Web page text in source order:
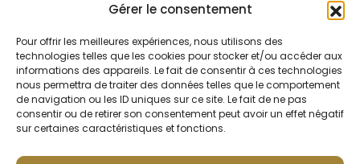
Gérer le consentement
Pour offrir les meilleures expériences, nous utilisons des
technologies telles que les cookies pour stocker et/ou accéder aux
informations des appareils. Le fait de consentir à ces technologies
nous permettra de traiter des données telles que le comportement
de navigation ou les ID uniques sur ce site. Le fait de ne pas
consentir ou de retirer son consentement peut avoir un effet négatif
sur certaines caractéristiques et fonctions.
OUVERT TOUS LES JOURS
Voir nos horaires
MENTIONS LÉGALES